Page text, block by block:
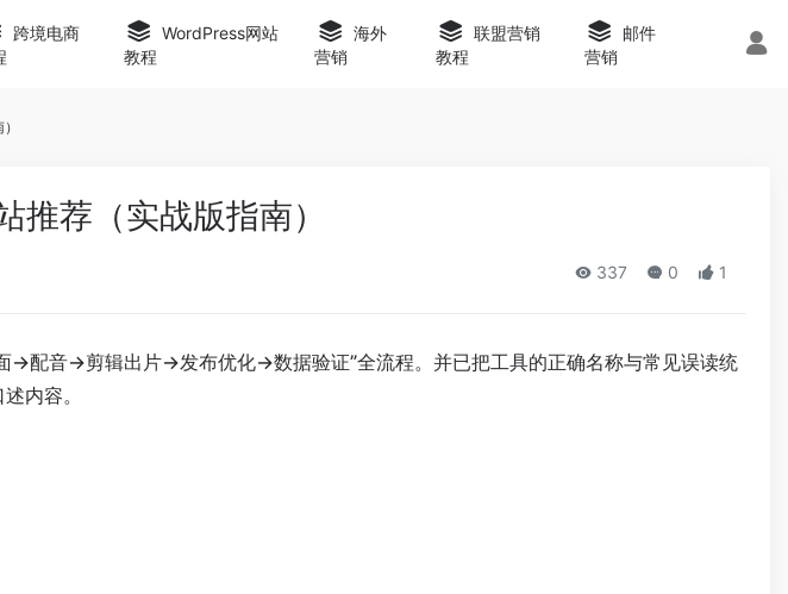
跨境电商
WordPress网站
教程
海外
营销
联盟营销
教程
邮件
营销
荐（实战版指南）
337 0 1
→配音→剪辑出片→发布优化→数据验证”全流程。并已把工具的正确名称与常见误读统
内容。